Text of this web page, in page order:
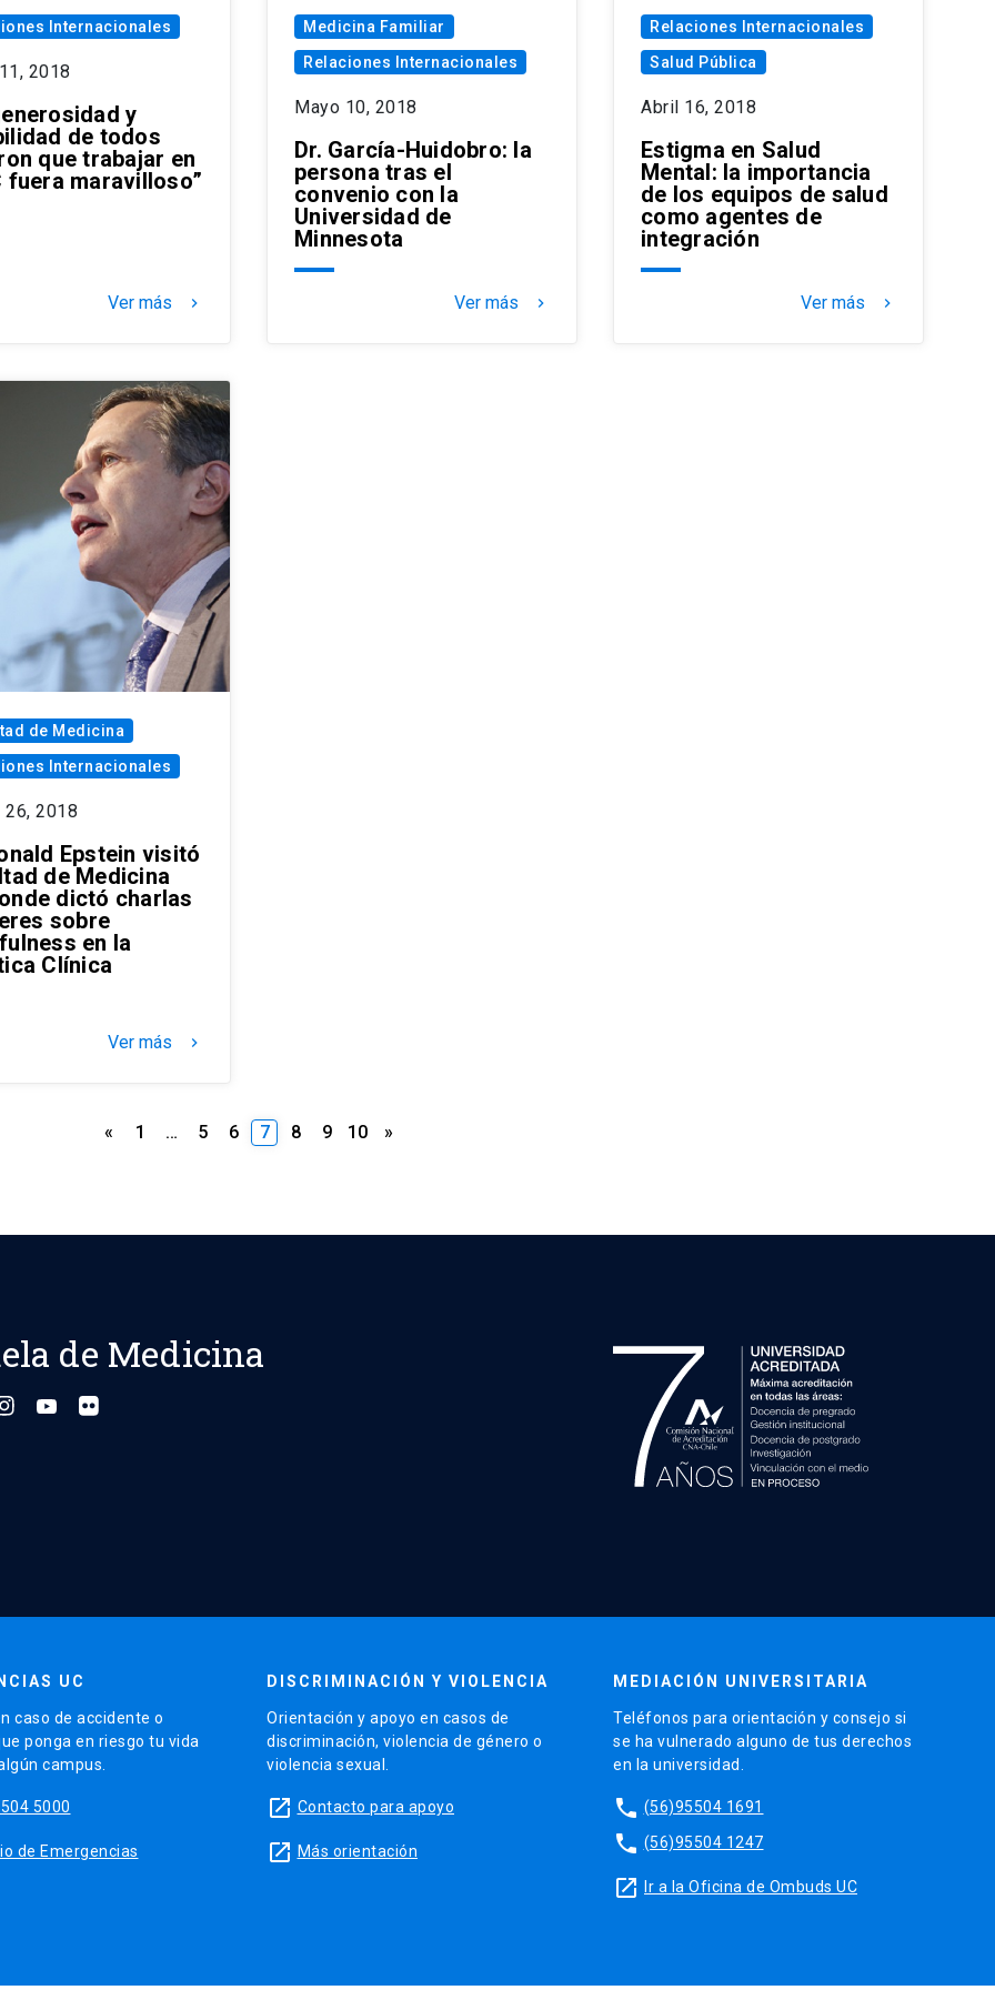
Internacionales
2018
y
de todos
que trabajar en
fuera maravilloso”
Ver más keyboard_arrow_right
Medicina Familiar
Relaciones Internacionales
Mayo 10, 2018
Dr. García-Huidobro: la
persona tras el
convenio con la
Universidad de
Minnesota
Ver más keyboard_arrow_right
Relaciones Internacionales
Salud Pública
Abril 16, 2018
Estigma en Salud
Mental: la importancia
de los equipos de salud
como agentes de
integración
Ver más keyboard_arrow_right
de Medicina
Internacionales
26, 2018
Epstein visitó
de Medicina
dictó charlas
sobre
en la
Clínica
Ver más keyboard_arrow_right
Paginación
« 1 … 5 6 7 8 9 10 »
de Medicina
UC
caso de accidente o
ponga en riesgo tu vida
campus.
5000
de Emergencias
DISCRIMINACIÓN Y VIOLENCIA
Orientación y apoyo en casos de
discriminación, violencia de género o
violencia sexual.
launch Contacto para apoyo
launch Más orientación
MEDIACIÓN UNIVERSITARIA
Teléfonos para orientación y consejo si
se ha vulnerado alguno de tus derechos
en la universidad.
phone (56)95504 1691
phone (56)95504 1247
launch Ir a la Oficina de Ombuds UC